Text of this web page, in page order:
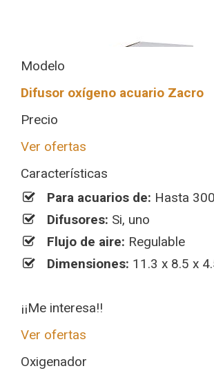
Modelo
Difusor oxígeno acuario Zacro
Precio
Ver ofertas
Características
Para acuarios de: Hasta
Difusores: Si, uno
Flujo de aire: Regulable
Dimensiones: 11.3 x 8.5 x
¡¡Me interesa!!
Ver ofertas
Oxigenador